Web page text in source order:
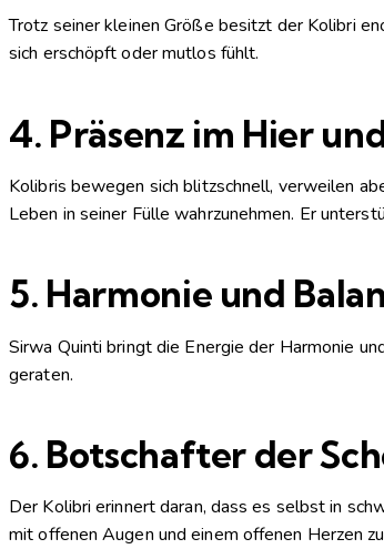
Trotz seiner kleinen Größe besitzt der Kolibri
sich erschöpft oder mutlos fühlt.
4. Präsenz im Hier
Kolibris bewegen sich blitzschnell, verweilen
Leben in seiner Fülle wahrzunehmen. Er
5. Harmonie und
Sirwa Quinti bringt die Energie der Harmonie
geraten.
6. Botschafter der
Der Kolibri erinnert daran, dass es selbst in
mit offenen Augen und einem offenen Herzen